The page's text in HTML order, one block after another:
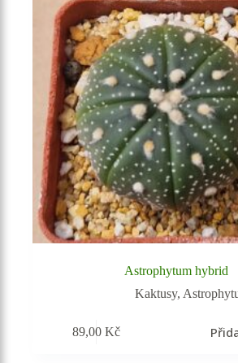
Astrophytum hybrid
Kaktusy,
89,00Kč